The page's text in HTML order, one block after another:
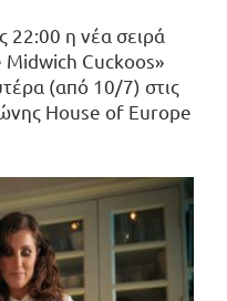
22:00 η νέα σειρά
Midwich Cuckoos»
(από 10/7) στις
House of Europe